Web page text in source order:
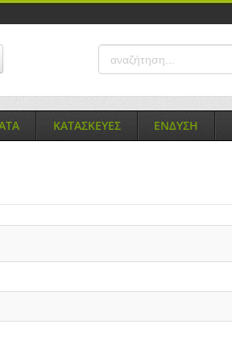
ΚΑΤΑΣΚΕΥΕΣ ΕΝΔΥΣΗ